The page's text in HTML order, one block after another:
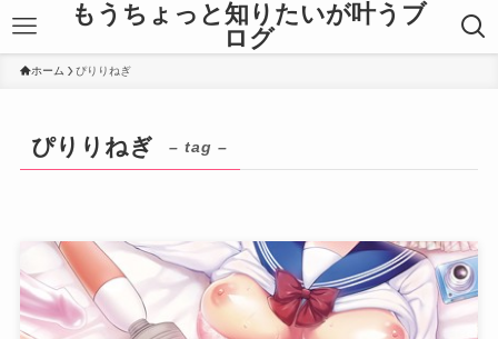
もうちょっと知りたいが叶うブ
ログ
ホーム ぴりりねぎ
ぴりりねぎ – tag –